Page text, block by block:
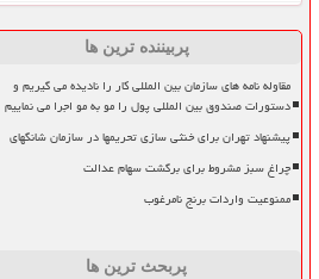
پربیننده ترین ها
مقاوله نامه های سازمان بین المللی کار را نادیده می گیریم و
دستورات صندوق بین المللی پول را مو به مو اجرا می نماییم
پیشنهاد تهران برای خنثی سازی تحریمها در سازمان شانگهای
چراغ سبز مشروط برای برگشت سهام عدالت
ممنوعیت واردات برنج نامرغوب
پربحث ترین ها